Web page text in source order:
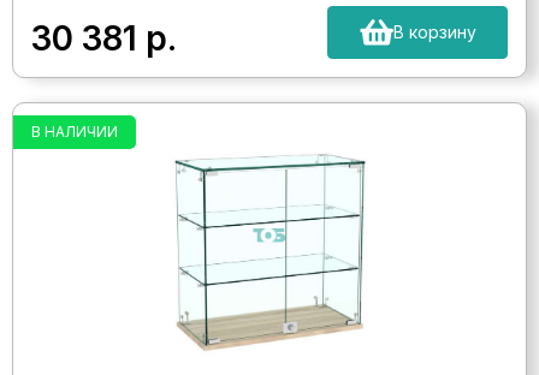
30 381 р. В корзину
В НАЛИЧИИ